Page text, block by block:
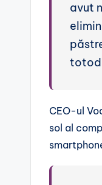
avut
CEO-ul
sol al